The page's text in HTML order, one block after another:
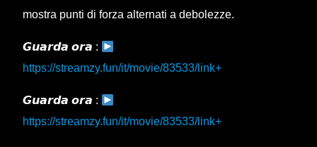
mostra punti di forza alternati a debolezze.
𝙂𝙪𝙖𝙧𝙙𝙖 𝙤𝙧𝙖 :
https://streamzy.fun/it/movie/83533/link+
𝙂𝙪𝙖𝙧𝙙𝙖 𝙤𝙧𝙖 :
https://streamzy.fun/it/movie/83533/link+